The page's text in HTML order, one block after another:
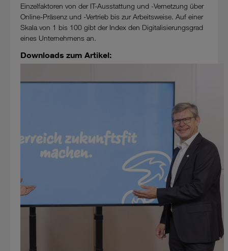
Einzelfaktoren von der IT-Ausstattung und -Vernetzung über
Online-Präsenz und -Vertrieb bis zur Arbeitsweise. Auf einer
Skala von 1 bis 100 gibt der Index den Digitalisierungsgrad
eines Unternehmens an.
Downloads zum Artikel: